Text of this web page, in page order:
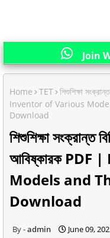
Join
Home TET শিশুশিক্ষা
Inventor of Various
Download
শিশুশিক্ষা সংক্রান্ত
আবিষ্কারক
Models and
Download
admin June 09,